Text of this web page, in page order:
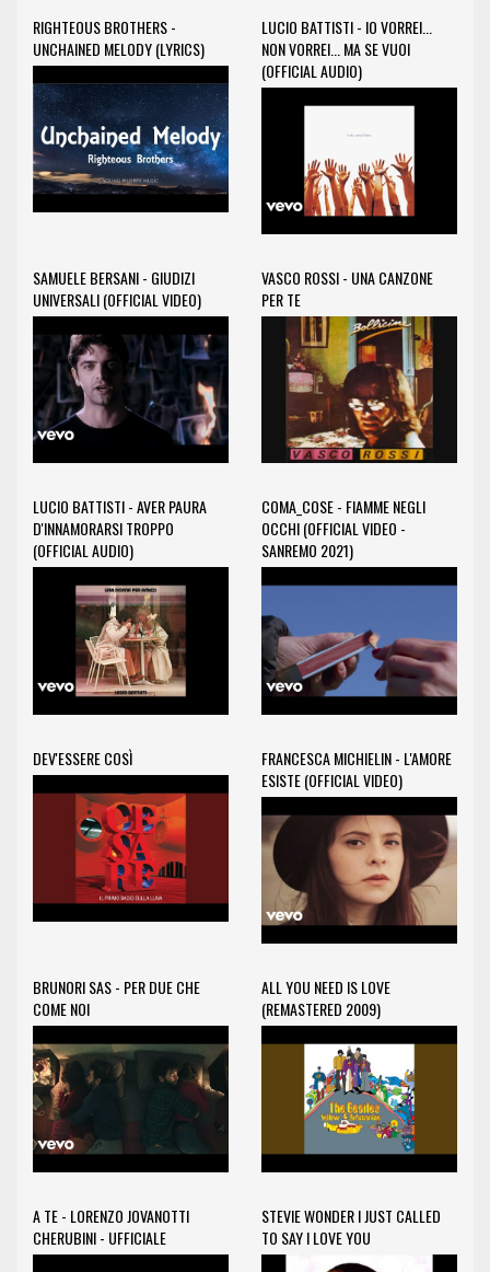
RIGHTEOUS BROTHERS -
UNCHAINED MELODY (LYRICS)
LUCIO BATTISTI - IO VORREI...
NON VORREI... MA SE VUOI
(OFFICIAL AUDIO)
SAMUELE BERSANI - GIUDIZI
UNIVERSALI (OFFICIAL VIDEO)
VASCO ROSSI - UNA CANZONE
PER TE
LUCIO BATTISTI - AVER PAURA
D'INNAMORARSI TROPPO
(OFFICIAL AUDIO)
COMA_COSE - FIAMME NEGLI
OCCHI (OFFICIAL VIDEO -
SANREMO 2021)
DEV'ESSERE COSÌ
FRANCESCA MICHIELIN - L'AMORE
ESISTE (OFFICIAL VIDEO)
BRUNORI SAS - PER DUE CHE
COME NOI
ALL YOU NEED IS LOVE
(REMASTERED 2009)
A TE - LORENZO JOVANOTTI
CHERUBINI - UFFICIALE
STEVIE WONDER I JUST CALLED
TO SAY I LOVE YOU